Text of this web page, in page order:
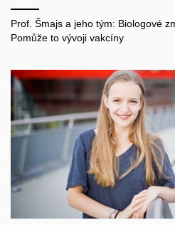
Prof. Šmajs a jeho tým: Biologové
Pomůže to vývoji vakcíny